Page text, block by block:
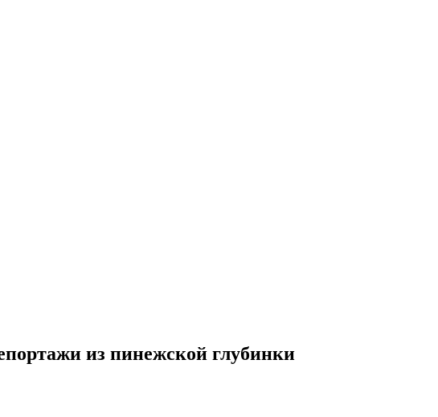
из пинежской глубинки